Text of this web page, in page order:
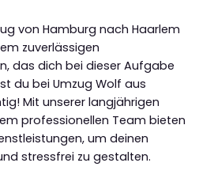
von Hamburg nach Haarlem
zuverlässigen
das dich bei dieser Aufgabe
du bei Umzug Wolf aus
Mit unserer langjährigen
professionellen Team bieten
um deinen
stressfrei zu gestalten.